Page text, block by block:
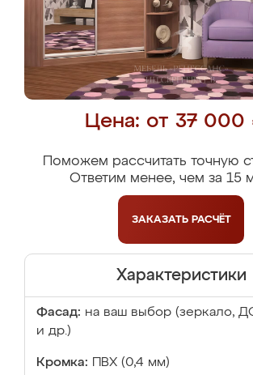
Цена: от 37 000
Поможем рассчитать точную
Ответим менее, чем за 15
ЗАКАЗАТЬ РАСЧЁТ
Характеристики
Фасад: на ваш выбор (зеркало,
и др.)
Кромка: ПВХ (0,4 мм)